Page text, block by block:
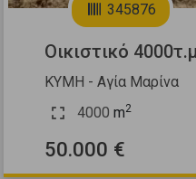
345876
Οικιστικό
ΚΥΜΗ - Αγία Μαρίνα
4000 m2
50.000 €